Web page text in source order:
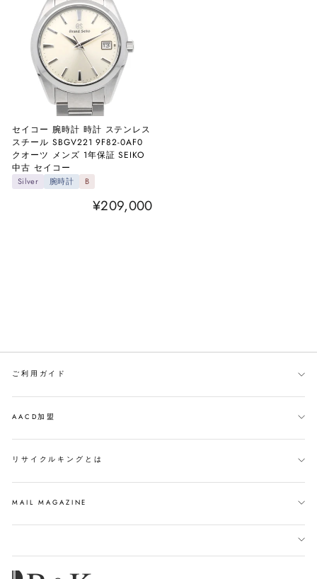
セイコー 腕時計 時計 ステンレス
スチール SBGV221 9F82-0AF0
クオーツ メンズ 1年保証 SEIKO
中古 セイコー
Silver 腕時計 B
¥209,000
ご利用ガイド
AACD加盟
リサイクルキングとは
MAIL MAGAZINE